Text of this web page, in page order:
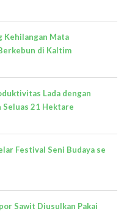
Kehilangan Mata
di Kaltim
Lada dengan
21 Hektare
Festival Seni Budaya se
Sawit Diusulkan Pakai